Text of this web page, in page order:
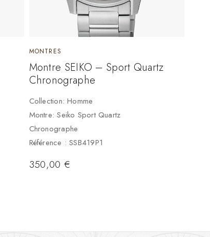
MONTRES
Montre SEIKO – Sport Quartz
Chronographe
Collection: Homme
Montre: Seiko Sport Quartz
Chronographe
Référence : SSB419P1
350,00€